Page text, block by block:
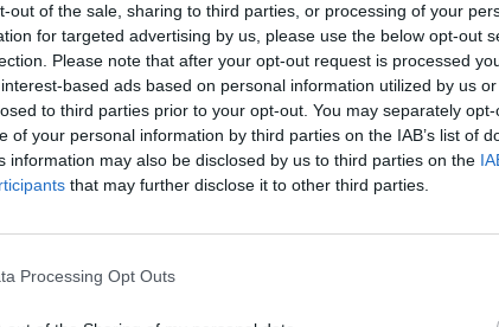
out of the sale, sharing to third parties, or processing of your
for targeted advertising by us, please use the below opt-out
Please note that after your opt-out request is processed
based ads based on personal information utilized by us
to third parties prior to your opt-out. You may separately
of your personal information by third parties on the IAB’s list of
information may also be disclosed by us to third parties on the
that may further disclose it to other third parties.
Processing Opt Outs
acest gen. În 2010 a publicat articolul
cu țintă – ca și acum – președintele României.
La învestirea sinistrului Guvern USL
a refuzat să dea mâna cu Marga
mâna cu cineva care m-a comparat cu